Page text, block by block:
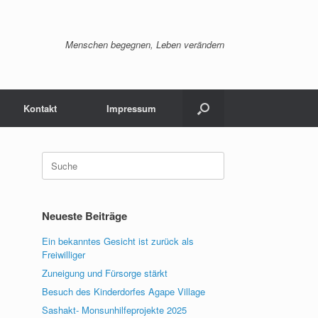
Menschen begegnen, Leben verändern
Kontakt Impressum
Suche
nach:
Neueste Beiträge
Ein bekanntes Gesicht ist zurück als
Freiwilliger
Zuneigung und Fürsorge stärkt
Besuch des Kinderdorfes Agape Village
Sashakt- Monsunhilfeprojekte 2025